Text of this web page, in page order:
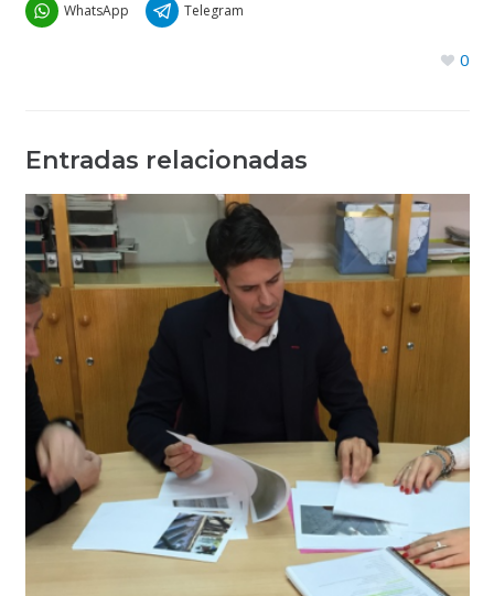
WhatsApp
Telegram
0
Entradas relacionadas